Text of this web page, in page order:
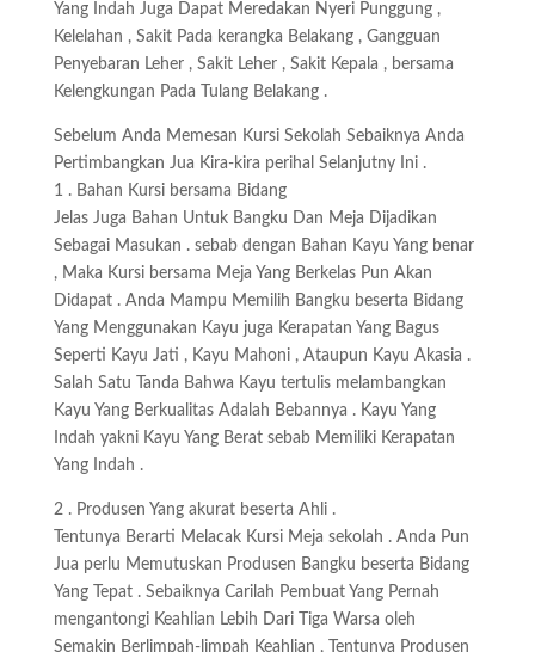
Yang Indah Juga Dapat Meredakan Nyeri Punggung ,
Kelelahan , Sakit Pada kerangka Belakang , Gangguan
Penyebaran Leher , Sakit Leher , Sakit Kepala , bersama
Kelengkungan Pada Tulang Belakang .
Sebelum Anda Memesan Kursi Sekolah Sebaiknya Anda
Pertimbangkan Jua Kira-kira perihal Selanjutny Ini .
1 . Bahan Kursi bersama Bidang
Jelas Juga Bahan Untuk Bangku Dan Meja Dijadikan
Sebagai Masukan . sebab dengan Bahan Kayu Yang benar
, Maka Kursi bersama Meja Yang Berkelas Pun Akan
Didapat . Anda Mampu Memilih Bangku beserta Bidang
Yang Menggunakan Kayu juga Kerapatan Yang Bagus
Seperti Kayu Jati , Kayu Mahoni , Ataupun Kayu Akasia .
Salah Satu Tanda Bahwa Kayu tertulis melambangkan
Kayu Yang Berkualitas Adalah Bebannya . Kayu Yang
Indah yakni Kayu Yang Berat sebab Memiliki Kerapatan
Yang Indah .
2 . Produsen Yang akurat beserta Ahli .
Tentunya Berarti Melacak Kursi Meja sekolah . Anda Pun
Jua perlu Memutuskan Produsen Bangku beserta Bidang
Yang Tepat . Sebaiknya Carilah Pembuat Yang Pernah
mengantongi Keahlian Lebih Dari Tiga Warsa oleh
Semakin Berlimpah-limpah Keahlian , Tentunya Produsen